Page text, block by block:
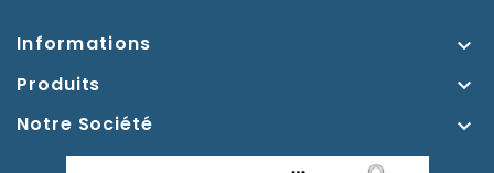
Informations 
Produits 
Notre Société 